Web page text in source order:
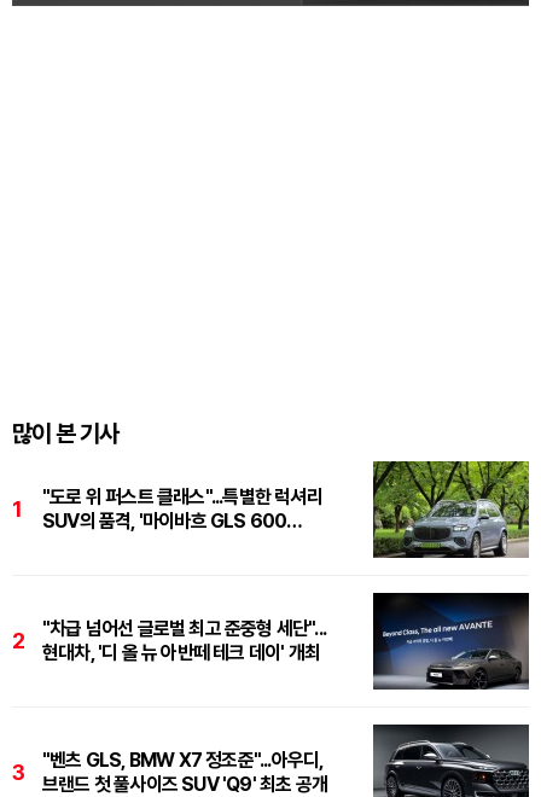
많이 본 기사
1
"도로 위 퍼스트 클래스"...특별한 럭셔리
SUV의 품격, '마이바흐 GLS 600
2
"차급 넘어선 글로벌 최고 준중형 세단"...
현대차, '디 올 뉴 아반떼 테크 데이' 개최
3
"벤츠 GLS, BMW X7 정조준"...아우디,
브랜드 첫 풀사이즈 SUV 'Q9' 최초 공개